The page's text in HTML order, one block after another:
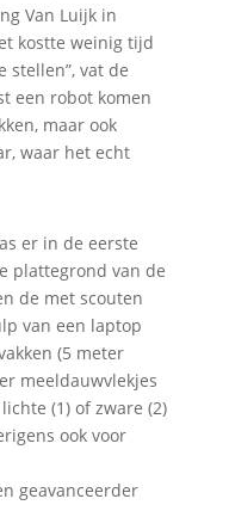
Van Luijk in
kostte weinig tijd
stellen”, vat de
een robot komen
maar ook
waar het echt
er in de eerste
plattegrond van de
de met scouten
van een laptop
(5 meter
meeldauwvlekjes
(1) of zware (2)
ook voor
geavanceerder